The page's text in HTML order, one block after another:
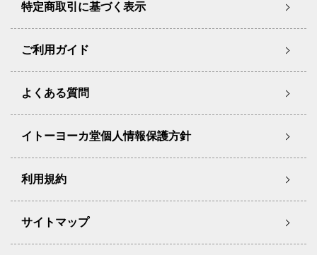
特定商取引に基づく表示
ご利用ガイド
よくある質問
イトーヨーカ堂個人情報保護方針
利用規約
サイトマップ